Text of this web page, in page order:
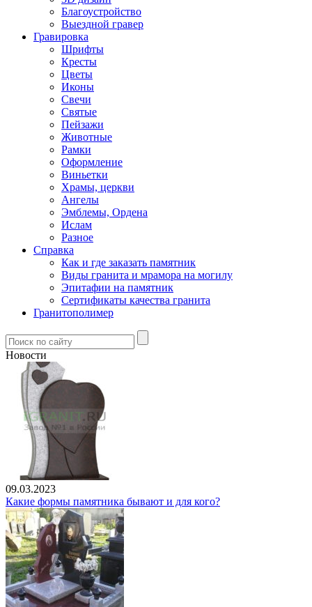
Благоустройство
Выездной гравер
Гравировка
Шрифты
Кресты
Цветы
Иконы
Свечи
Святые
Пейзажи
Животные
Рамки
Оформление
Виньетки
Храмы, церкви
Ангелы
Эмблемы, Ордена
Ислам
Разное
Справка
Как и где заказать памятник
Виды гранита и мрамора на могилу
Эпитафии на памятник
Сертификаты качества гранита
Гранитополимер
Новости
09.03.2023
Какие формы памятника бывают и для кого?